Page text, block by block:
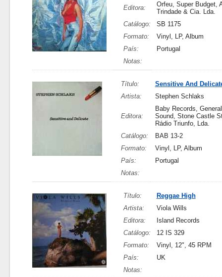
Editora:
Orfeu, Super Budget,
Trindade & Cia. Lda.
Catálogo:
SB 1175
Formato:
Vinyl, LP, Album
País:
Portugal
Notas:
Título:
Sensitive And
Artista:
Stephen Schlaks
Editora:
Baby Records,
Sound, Stone Castle
Rádio Triunfo, Lda.
Catálogo:
BAB 13-2
Formato:
Vinyl, LP, Album
País:
Portugal
Notas:
Título:
Reggae High
Artista:
Viola Wills
Editora:
Island Records
Catálogo:
12 IS 329
Formato:
Vinyl, 12", 45 RPM
País:
UK
Notas: